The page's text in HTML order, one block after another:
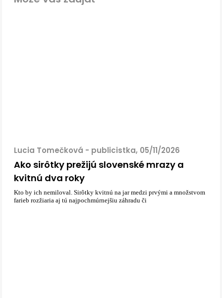
Lucia Tomečková - publicistka, 05/11/2026
Ako sirôtky prežijú slovenské mrazy a
kvitnú dva roky
Kto by ich nemiloval. Sirôtky kvitnú na jar medzi prvými a množstvom
farieb rozžiaria aj tú najpochmúrnejšiu záhradu či